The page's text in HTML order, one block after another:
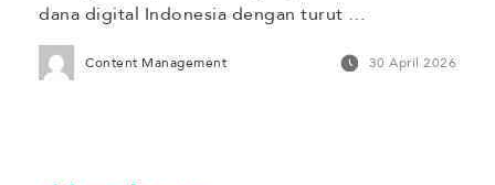
dana digital Indonesia dengan turut
berpartisipasi dalam peresmian Program
Investasi Terencana dan Berkala (PINTAR) Reksa
Content Management 30 April 2026